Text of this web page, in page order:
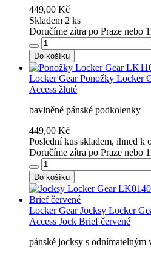
449,00 Kč
Skladem 2 ks
Doručíme zítra po Praze nebo
Do košíku
Locker Gear Ponožky Locker
Access žluté
bavlněné pánské podkolenky
449,00 Kč
Poslední kus skladem, ihned k
Doručíme zítra po Praze nebo
Do košíku
Locker Gear Jocksy Locker
Access Jock Brief červené
pánské jocksy s odnímatelným